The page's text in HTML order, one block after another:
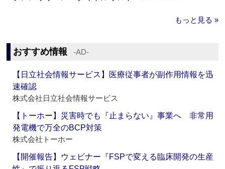
もっと見る »
おすすめ情報 ‐AD‐
【日立社会情報サービス】医療従事者が副作用情報を迅
速確認
株式会社日立社会情報サービス
【トーホー】災害時でも『止まらない』事業へ 非常用
発電機で万全のBCP対策
株式会社トーホー
【開催報告】ウェビナー『FSPで変える臨床開発の生産